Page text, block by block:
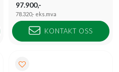
97.900,-
78.320,- eks.mva
KONTAKT OSS